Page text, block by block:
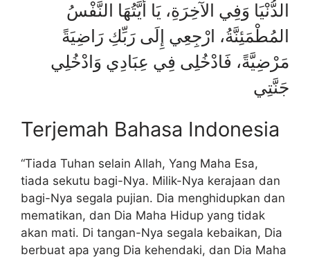
الدُّنْيَا وَفِي الآخِرَةِ، يَا أَيَّتُهَا النَّفْسُ
المُطْمَئِنَّةُ، ارْجِعِي إِلَى رَبِّكِ رَاضِيَةً
مَرْضِيَّةً، فَادْخُلِى فِي عِبَادِي وَادْخُلِي
جَنَّتِي
Terjemah Bahasa Indonesia
“Tiada Tuhan selain Allah, Yang Maha Esa,
tiada sekutu bagi-Nya. Milik-Nya kerajaan dan
bagi-Nya segala pujian. Dia menghidupkan dan
mematikan, dan Dia Maha Hidup yang tidak
akan mati. Di tangan-Nya segala kebaikan, Dia
berbuat apa yang Dia kehendaki, dan Dia Maha